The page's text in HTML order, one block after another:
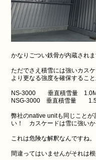
かなりごつい鉄骨が内蔵されま
ただでさえ積雪には強いカス
より更なる強度を確保すること
NS-3000 垂直積雪量 1.0M
NSG-3000 垂直積雪量
弊社のnative unitも同じことが
い！ カスケードは雪に強いか
これは危険な解釈なんですね。
間違ってはいませんがそれは